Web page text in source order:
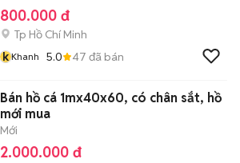
800.000 đ
Tp Hồ Chí Minh
k Khanh 5.0 47 đã bán
Bán hồ cá 1mx40x60, có chân sắt, hồ
mới mua
Mới
2.000.000 đ